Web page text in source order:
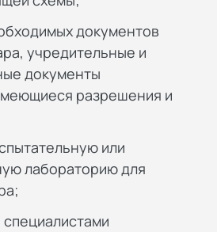
документов
учредительные и
документы
разрешения и
или
лабораторию для